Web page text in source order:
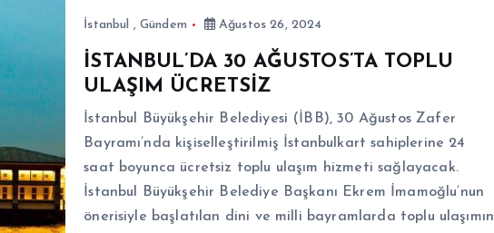
İstanbul , Gündem Ağustos 26, 2024
İSTANBUL’DA 30 AĞUSTOS’TA TOPLU
ULAŞIM ÜCRETSİZ
İstanbul Büyükşehir Belediyesi (İBB), 30 Ağustos Zafer
Bayramı’nda kişiselleştirilmiş İstanbulkart sahiplerine 24
saat boyunca ücretsiz toplu ulaşım hizmeti sağlayacak.
İstanbul Büyükşehir Belediye Başkanı Ekrem İmamoğlu’nun
önerisiyle başlatılan dini ve milli bayramlarda toplu ulaşımın